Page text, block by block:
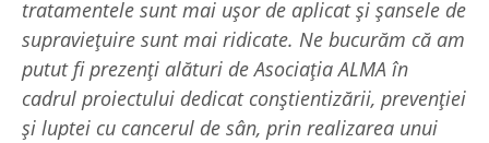
tratamentele sunt mai ușor de aplicat și șansele de
supraviețuire sunt mai ridicate. Ne bucurăm că am
putut fi prezenți alături de Asociația ALMA în
cadrul proiectului dedicat conștientizării, prevenției
şi luptei cu cancerul de sân, prin realizarea unui